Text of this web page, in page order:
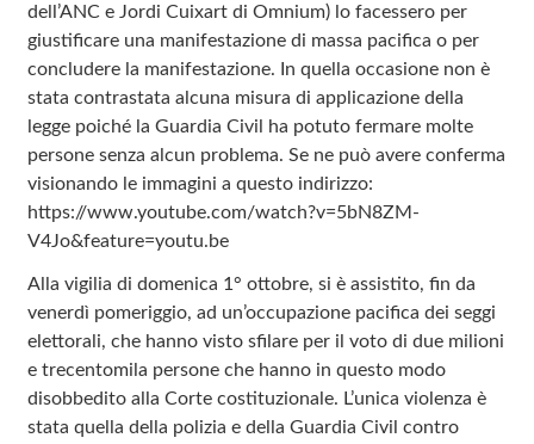
dell’ANC e Jordi Cuixart di Omnium) lo facessero per
giustificare una manifestazione di massa pacifica o per
concludere la manifestazione. In quella occasione non è
stata contrastata alcuna misura di applicazione della
legge poiché la Guardia Civil ha potuto fermare molte
persone senza alcun problema. Se ne può avere conferma
visionando le immagini a questo indirizzo:
https://www.youtube.com/watch?v=5bN8ZM-
V4Jo&feature=youtu.be
Alla vigilia di domenica 1° ottobre, si è assistito, fin da
venerdì pomeriggio, ad un’occupazione pacifica dei seggi
elettorali, che hanno visto sfilare per il voto di due milioni
e trecentomila persone che hanno in questo modo
disobbedito alla Corte costituzionale. L’unica violenza è
stata quella della polizia e della Guardia Civil contro